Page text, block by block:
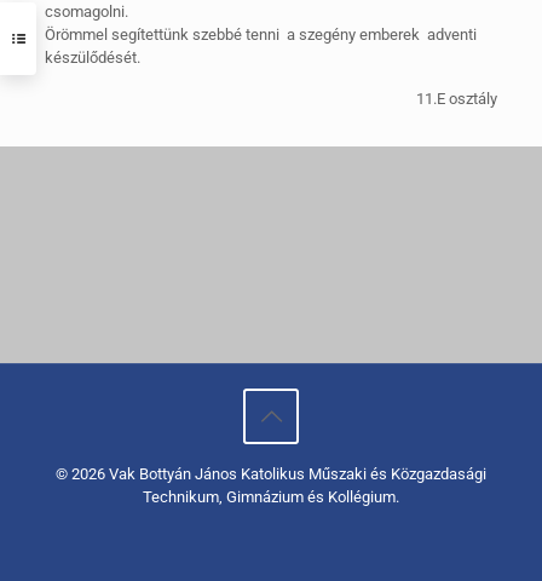
csomagolni.
Örömmel segítettünk szebbé tenni a szegény emberek adventi
készülődését.
11.E osztály
© 2026 Vak Bottyán János Katolikus Műszaki és Közgazdasági
Technikum, Gimnázium és Kollégium.